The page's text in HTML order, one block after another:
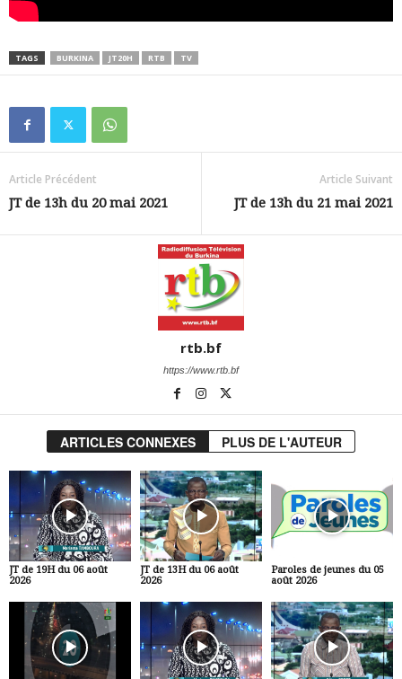
TAGS BURKINA JT20H RTB TV
Article Précédent
JT de 13h du 20 mai 2021
Article Suivant
JT de 13h du 21 mai 2021
rtb.bf
https://www.rtb.bf
ARTICLES CONNEXES PLUS DE L'AUTEUR
JT de 19H du 06 août
2026
JT de 13H du 06 août
2026
Paroles de jeunes du 05
août 2026